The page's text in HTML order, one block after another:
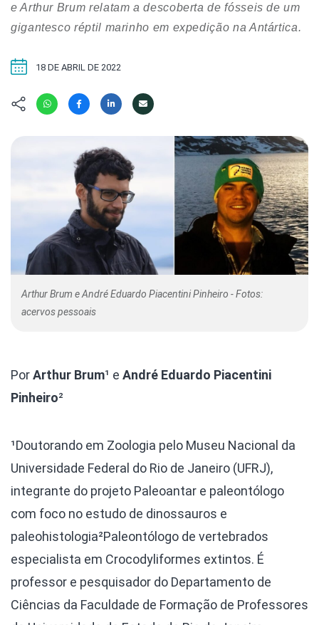
Kit
Na Linha
Saúde,
Segunda
Túnel do
Universo
Cursos
e Arthur Brum relatam a descoberta de fósseis de um
gigantesco réptil marinho em expedição na Antártica.
18 DE ABRIL DE 2022
Arthur Brum e André Eduardo Piacentini Pinheiro - Fotos:
acervos pessoais
PorArthur Brum¹ e André Eduardo Piacentini
Pinheiro²
¹Doutorando em Zoologia pelo Museu Nacional da
Universidade Federal do Rio de Janeiro (UFRJ),
integrante do projeto Paleoantar e paleontólogo
com foco no estudo de dinossauros e
paleohistologia²Paleontólogo de vertebrados
especialista em Crocodyliformes extintos. É
professor e pesquisador do Departamento de
Ciências da Faculdade de Formação de Professores